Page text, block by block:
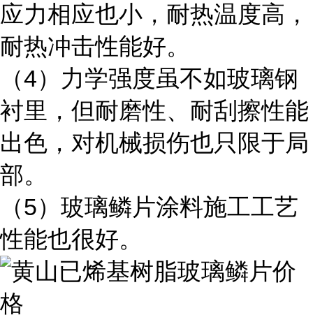
应力相应也小，耐热温度高，
耐热冲击性能好。
（4）力学强度虽不如玻璃钢
衬里，但耐磨性、耐刮擦性能
出色，对机械损伤也只限于局
部。
（5）玻璃鳞片涂料施工工艺
性能也很好。